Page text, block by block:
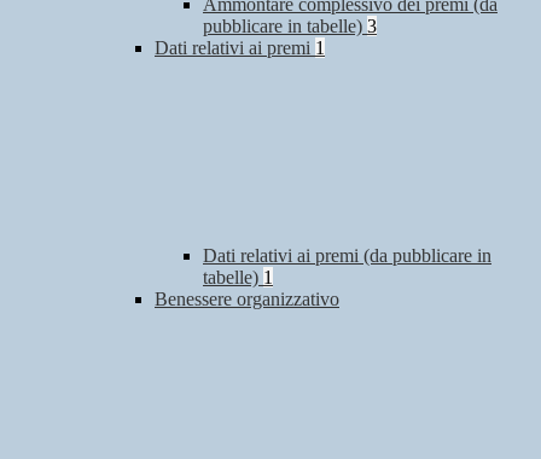
Ammontare complessivo dei premi (da
pubblicare in tabelle) 3
Dati relativi ai premi 1
Dati relativi ai premi (da pubblicare in
tabelle) 1
Benessere organizzativo